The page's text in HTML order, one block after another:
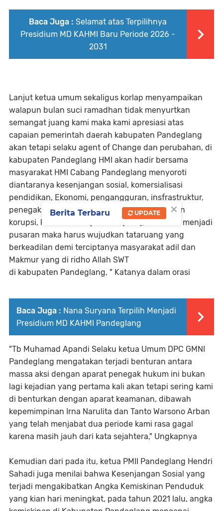
Baca Juga : Selamat atas Terpilihnya
Presidium MD KAHMI Baru Periode 2026 -
2031
Lanjut ketua umum sekaligus korlap menyampaikan
walapun bulan suci ramadhan tidak menyurtkan
semangat juang kami maka kami apresiasi atas
capaian pemerintah daerah kabupaten Pandeglang
akan tetapi selaku agent of Change dan perubahan, di
kabupaten Pandeglang HMI akan hadir bersama
masyarakat HMI Cabang Pandeglang menyoroti
diantaranya kesenjangan sosial, komersialisasi
pendidikan, Ekonomi, pengangguran, insfrastruktur,
penegakkan supermasi hukum, serta persoalan
korupsi, kolusi dan Nepotisme (KKN), itu masih menjadi
pusaran maka harus wujudkan tataruang yang
berkeadilan demi terciptanya masyarakat adil dan
Makmur yang di ridho Allah SWT
di kabupaten Pandeglang, " Katanya dalam orasi
Baca Juga : Nana Suryana Terpilih Menjadi
Presidium MD KAHMI Pandeglang
"Tb Muhamad Apandi Selaku ketua Umum DPC GMNI
Pandeglang mengatakan terjadi benturan antara
massa aksi dengan aparat penegak hukum ini bukan
lagi kejadian yang pertama kali akan tetapi sering kami
di benturkan dengan aparat keamanan, dibawah
kepemimpinan Irna Narulita dan Tanto Warsono Arban
yang telah menjabat dua periode kami rasa gagal
karena masih jauh dari kata sejahtera," Ungkapnya
Kemudian dari pada itu, ketua PMII Pandeglang Hendri
Sahadi juga menilai bahwa Kesenjangan Sosial yang
terjadi mengakibatkan Angka Kemiskinan Penduduk
yang kian hari meningkat, pada tahun 2021 lalu, angka
×
Berita Terbaru UPDATE